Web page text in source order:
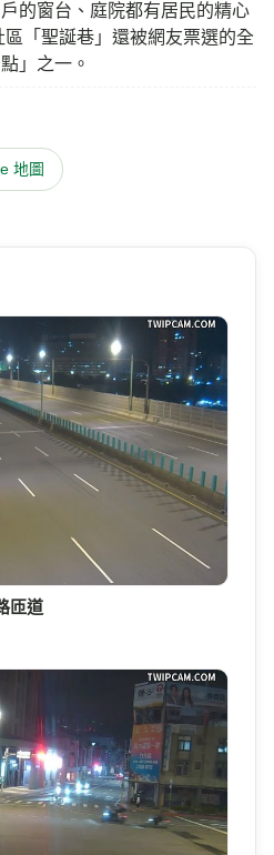
的窗台、庭院都有居民的精心
「聖誕巷」還被網友票選的全
」之一。
地圖
匝道